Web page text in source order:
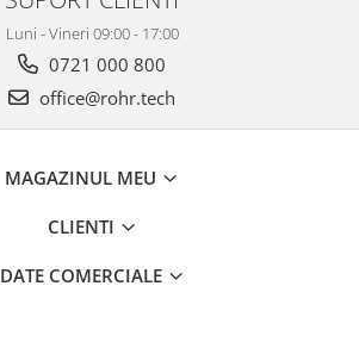
Luni - Vineri 09:00 - 17:00
0721 000 800
office@rohr.tech
MAGAZINUL MEU
CLIENTI
DATE COMERCIALE